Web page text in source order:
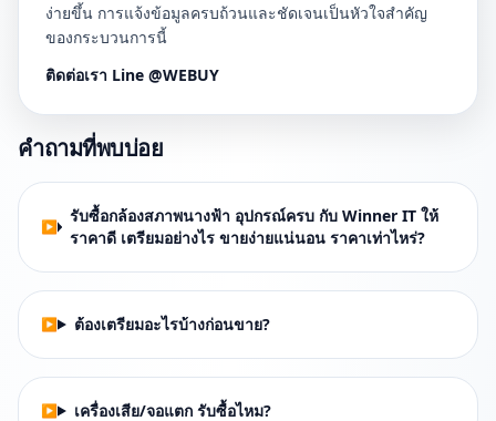
ง่ายขึ้น การแจ้งข้อมูลครบถ้วนและชัดเจนเป็นหัวใจสำคัญ
ของกระบวนการนี้
ติดต่อเรา Line @WEBUY
คำถามที่พบบ่อย
รับซื้อกล้องสภาพนางฟ้า อุปกรณ์ครบ กับ Winner IT ให้
ราคาดี เตรียมอย่างไร ขายง่ายแน่นอน ราคาเท่าไหร่?
ต้องเตรียมอะไรบ้างก่อนขาย?
เครื่องเสีย/จอแตก รับซื้อไหม?